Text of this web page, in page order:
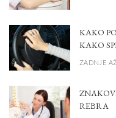
KAKO
KAKO
ZADNJE
REBRA